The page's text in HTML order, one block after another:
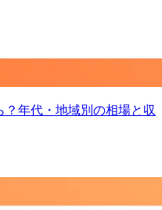
年代・地域別の相場と収